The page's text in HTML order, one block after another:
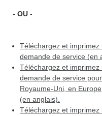
- OU -
Téléchargez et
demande de service (en
Téléchargez et
demande de service
Royaume-Uni, en
(en anglais).
Téléchargez et